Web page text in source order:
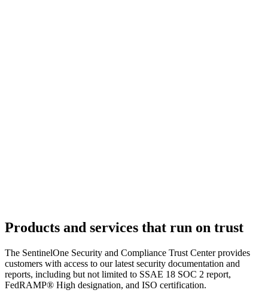
Products and services that run on trust
The SentinelOne Security and Compliance Trust Center provides
customers with access to our latest security documentation and
reports, including but not limited to SSAE 18 SOC 2 report,
FedRAMP® High designation, and ISO certification.